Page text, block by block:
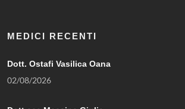
MEDICI RECENTI
Dott. Ostafi Vasilica Oana
02/08/2026